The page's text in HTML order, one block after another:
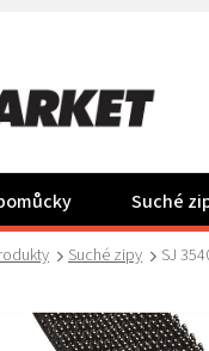
Suché
Suché zipy SJ